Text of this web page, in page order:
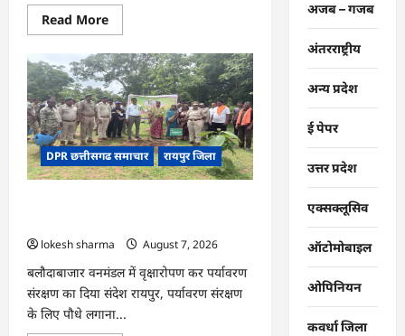
Read MoreRead
more
CG
:
धान
के
साथ
अदरक
की
खेती
ने
बदली
किसान
से
लाखों
का
मुनाफा
DPR छत्तीसगढ समाचार रायपुर जिला
lokesh sharma
August 7, 2026
बलौदाबाजार वनमंडल में वृक्षारोपण कर पर्यावरण
संरक्षण का दिया संदेश रायपुर, पर्यावरण संरक्षण
के लिए पौधे लगाना...
अजब – गजब
अंतरराष्ट्रीय
अन्य प्रदेश
ई पेपर
उत्तर प्रदेश
एक्सक्लूसिव
ऑटोमोबाइल
ओपिनियन
कवर्धा जिला